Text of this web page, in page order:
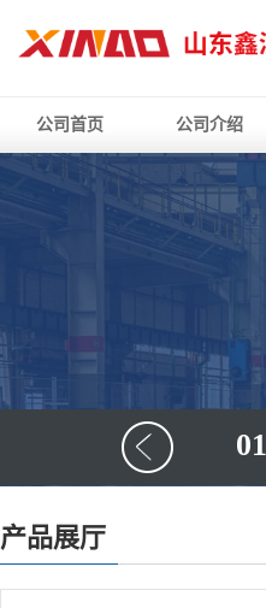
公司首页 公司介绍
01
产品展厅